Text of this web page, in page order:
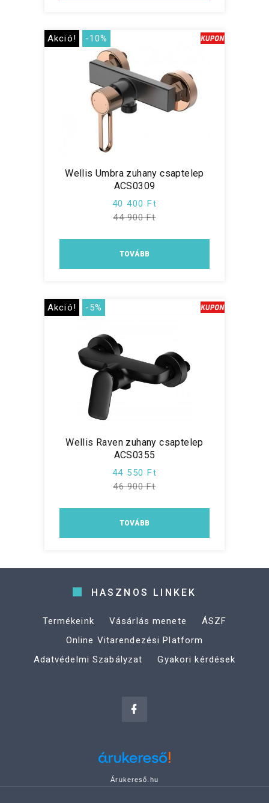
Akció! -10%
Wellis Umbra zuhany csaptelep
ACS0309
40 400 Ft
44 900 Ft
TOVÁBB
Akció! -5%
Wellis Raven zuhany csaptelep
ACS0355
44 550 Ft
46 900 Ft
TOVÁBB
HASZNOS LINKEK
Termékeink Vásárlás menete
ÁSZF
Online Vitarendezési Platform
Adatvédelmi Szabályzat
Gyakori kérdések
Árukereső.hu